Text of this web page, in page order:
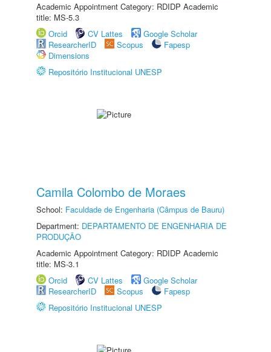
Academic Appointment Category: RDIDP Academic
title: MS-5.3
Orcid
CV Lattes
Google Scholar
ResearcherID
Scopus
Fapesp
Dimensions
Repositório Institucional UNESP
Camila Colombo de Moraes
School: Faculdade de Engenharia (Câmpus de Bauru)
Department: DEPARTAMENTO DE ENGENHARIA DE
PRODUÇÃO
Academic Appointment Category: RDIDP Academic
title: MS-3.1
Orcid
CV Lattes
Google Scholar
ResearcherID
Scopus
Fapesp
Repositório Institucional UNESP